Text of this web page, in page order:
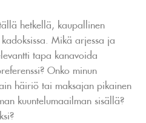
hetkellä, kaupallinen
Mikä arjessa ja
tapa kanavoida
Onko minun
häiriö tai maksajan pikainen
kuuntelumaailman sisällä?